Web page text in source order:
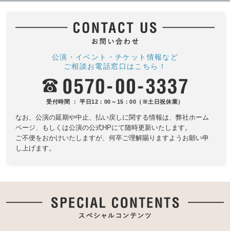
公演・イベント・チケット情報など
ご相談お電話窓口はこちら！
受付時間 ： 平日12：00～15：00（※土日祝休業）
なお、公演の延期や中止、払い戻しに関する情報は、 弊社ホーム
ページ、もしくは公演の公式HPにて随時更新いたします。
ご不便をおかけいたしますが、何卒ご理解賜りますようお願い申
し上げます。